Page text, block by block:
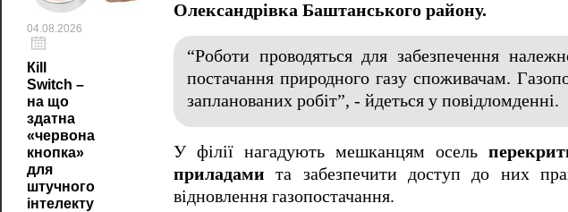
04.08.2026
Кill
Switch –
на що
здатна
«червона
кнопка»
для
штучного
інтелекту
Олександрівка Баштанського району.
“Роботи проводяться для забезпечення
постачання природного газу споживачам.
запланованих робіт”, - йдеться у повідломденні.
У філії нагадують мешканцям осель
приладами та забезпечити доступ до них
відновлення газопостачання.